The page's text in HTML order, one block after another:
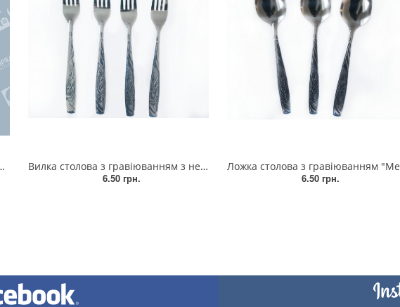
Вилка столова з гравіюванням з нержавіючої сталі (BLV-2)
6.50 грн.
Ложка столова з гравіюванням "Мечел" - нержавіюча сталь. (BLV-1)
6.50 грн.